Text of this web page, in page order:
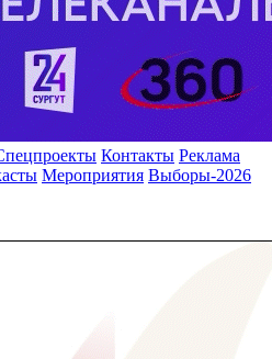
Контакты Реклама
Мероприятия Выборы-2026